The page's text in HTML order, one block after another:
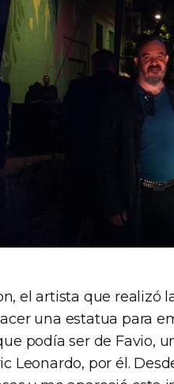
el artista que realizó
una estatua para
podía ser de Favio,
Leonardo, por él.